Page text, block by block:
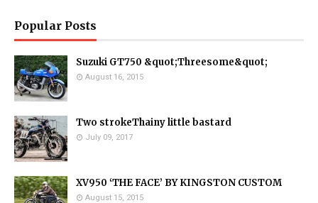
Popular Posts
Suzuki GT750 &quot;Threesome&quot;
August 16, 2015
Two strokeThainy little bastard
July 09, 2017
XV950 ‘THE FACE’ BY KINGSTON CUSTOM
August 15, 2015